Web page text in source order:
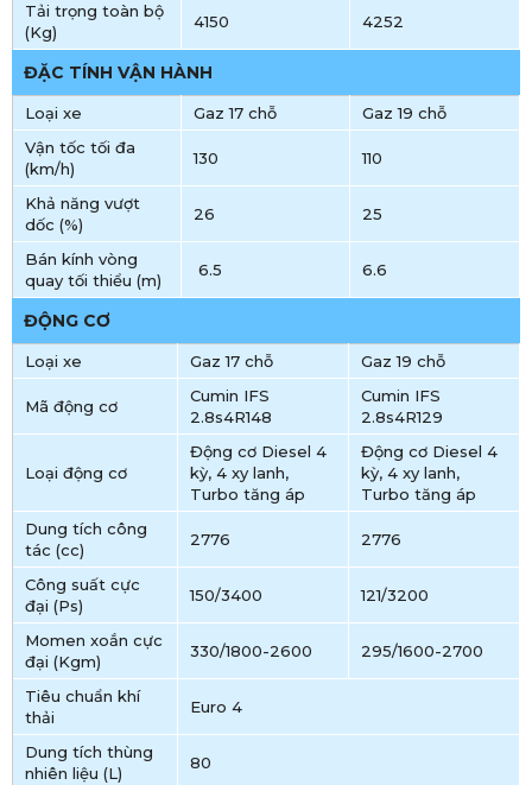
Tải trọng toàn bộ
(Kg)
4150 4252
ĐẶC TÍNH VẬN HÀNH
Loại xe Gaz 17 chỗ
Gaz 19 chỗ
Vận tốc tối đa
(km/h)
130 110
Khả năng vượt
dốc (%)
26 25
Bán kính vòng
quay tối thiểu (m)
6.5 6.6
ĐỘNG CƠ
Loại xe Gaz 17 chỗ Gaz 19 chỗ
Mã động cơ
Cumin IFS
2.8s4R148
Cumin IFS
2.8s4R129
Loại động cơ
Động cơ Diesel 4
kỳ, 4 xy lanh,
Turbo tăng áp
Động cơ Diesel 4
kỳ, 4 xy lanh,
Turbo tăng áp
Dung tích công
tác (cc)
2776 2776
Công suất cực
đại (Ps)
150/3400 121/3200
Momen xoắn cực
đại (Kgm)
330/1800-2600 295/1600-2700
Tiêu chuẩn khí
thải
Euro 4
Dung tích thùng
nhiên liệu (L)
80